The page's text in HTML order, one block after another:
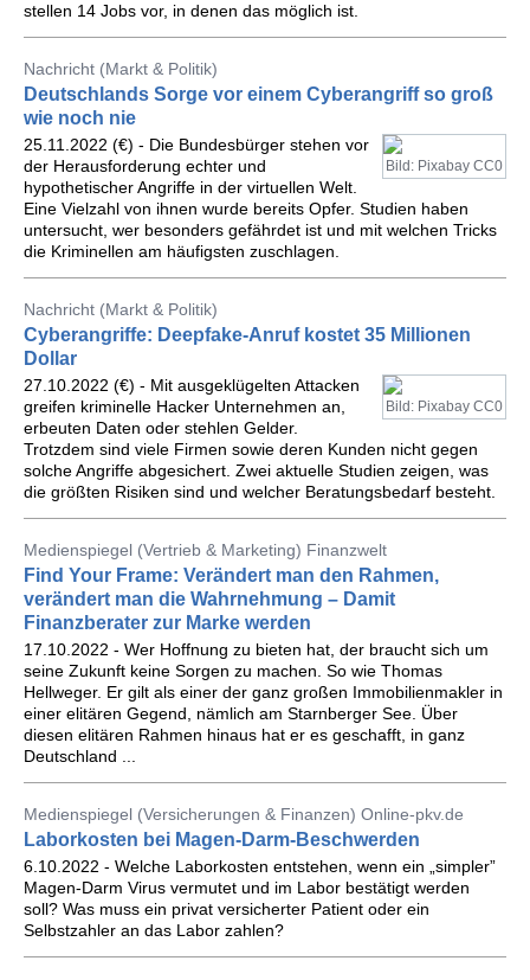
stellen 14 Jobs vor, in denen das möglich ist.
Nachricht (Markt & Politik)
Deutschlands Sorge vor einem Cyberangriff so groß
wie noch nie
Bild: Pixabay CC0
25.11.2022 (€) - Die Bundesbürger stehen vor
der Herausforderung echter und
hypothetischer Angriffe in der virtuellen Welt.
Eine Vielzahl von ihnen wurde bereits Opfer. Studien haben
untersucht, wer besonders gefährdet ist und mit welchen Tricks
die Kriminellen am häufigsten zuschlagen.
Nachricht (Markt & Politik)
Cyberangriffe: Deepfake-Anruf kostet 35 Millionen
Dollar
Bild: Pixabay CC0
27.10.2022 (€) - Mit ausgeklügelten Attacken
greifen kriminelle Hacker Unternehmen an,
erbeuten Daten oder stehlen Gelder.
Trotzdem sind viele Firmen sowie deren Kunden nicht gegen
solche Angriffe abgesichert. Zwei aktuelle Studien zeigen, was
die größten Risiken sind und welcher Beratungsbedarf besteht.
Medienspiegel (Vertrieb & Marketing) Finanzwelt
Find Your Frame: Verändert man den Rahmen,
verändert man die Wahrnehmung – Damit
Finanzberater zur Marke werden
17.10.2022 - Wer Hoffnung zu bieten hat, der braucht sich um
seine Zukunft keine Sorgen zu machen. So wie Thomas
Hellweger. Er gilt als einer der ganz großen Immobilienmakler in
einer elitären Gegend, nämlich am Starnberger See. Über
diesen elitären Rahmen hinaus hat er es geschafft, in ganz
Deutschland ...
Medienspiegel (Versicherungen & Finanzen) Online-pkv.de
Laborkosten bei Magen-Darm-Beschwerden
6.10.2022 - Welche Laborkosten entstehen, wenn ein „simpler”
Magen-Darm Virus vermutet und im Labor bestätigt werden
soll? Was muss ein privat versicherter Patient oder ein
Selbstzahler an das Labor zahlen?